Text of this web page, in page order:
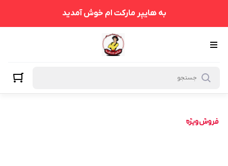
به هایپر مارکت ام خوش آمدید